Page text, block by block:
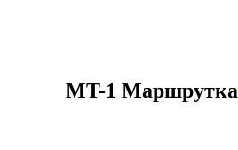
MT-1 Маршрутка